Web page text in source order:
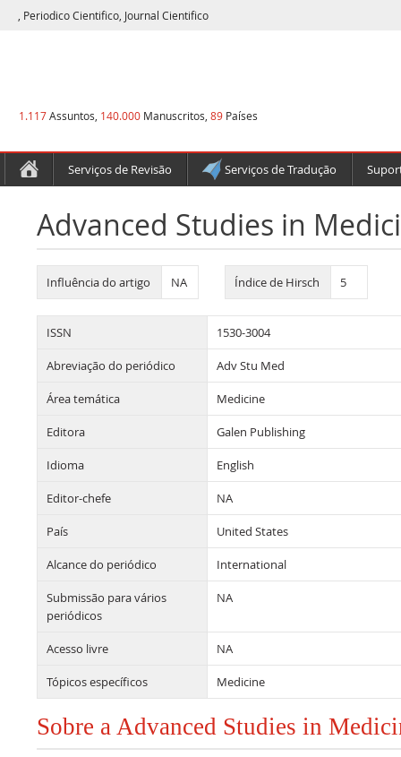
, Periodico Cientifico, Journal Cientifico
1.117Assuntos, 140.000 Manuscritos, 89 Países
Serviços de Revisão Serviços de Tradução
Advanced Studies in
Influência do artigo NA Índice de Hirsch 5
ISSN 1530-3004
Abreviação do periódico Adv Stu Med
Área temática Medicine
Editora Galen Publishing
Idioma English
Editor-chefe NA
País United States
Alcance do periódico International
Submissão para vários
periódicos
NA
Acesso livre NA
Tópicos específicos Medicine
Sobre a Advanced Studies in